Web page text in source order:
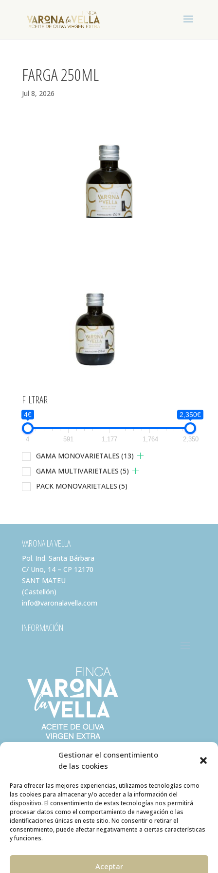
Gestionar el consentimiento
de las cookies
Para ofrecer las mejores experiencias, utilizamos tecnologías como
las cookies para almacenar y/o acceder a la información del
dispositivo. El consentimiento de estas tecnologías nos permitirá
procesar datos como el comportamiento de navegación o las
identificaciones únicas en este sitio. No consentir o retirar el
consentimiento, puede afectar negativamente a ciertas características
y funciones.
Aceptar
FARGA 250ML
Jul 8, 2026
FILTRAR
4€ 2,350€
4 591 1,177 1,764 2,350
GAMA MONOVARIETALES (13)
GAMA MULTIVARIETALES (5)
PACK MONOVARIETALES (5)
VARONA LA VELLA
Pol. Ind. Santa Bárbara
C/ Uno, 14 – CP 12170
SANT MATEU
(Castellón)
info@varonalavella.com
INFORMACIÓN